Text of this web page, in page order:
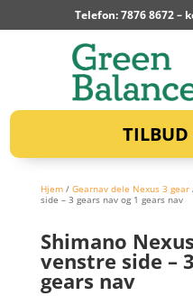
Telefon: 7876 8672 –
TILBUD
Hjem/ Gearnav dele Nexus 3 gear
side – 3 gears nav og 1 gears nav
Shimano
venstre side –
gears nav